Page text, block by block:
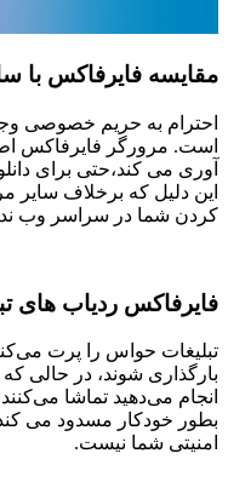
مقایسه فایرفاکس با
احترام به حریم خصوصی
است. مرورگر فایرفاکس
آوری می کند،حتی برای
این دلیل که برخلاف سایر
کردن شما در سراسر وب
فایرفاکس ردیاب های
تبلیغات حواس‌ را پرت
بارگذاری شوند، در حالی
انجام می‌دهید تماشا
بطور خودکار مسدود می
امنیتی شما نیست.